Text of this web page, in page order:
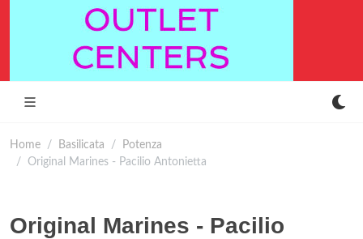
Home Basilicata
Potenza
Original Marines - Pacilio Antonietta
Original Marines - Pacilio